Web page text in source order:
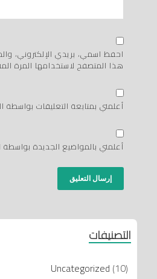
احفظ اسمي، بريدي الإلكتروني،
هذا المتصفح لاستخدامها المرة
أعلمني بمتابعة التعليقات بواسطة
أعلمني بالمواضيع الجديدة بواسطة
التصنيفات
Uncategorized (10)